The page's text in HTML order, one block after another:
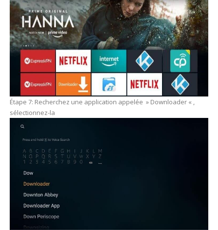
Étape 7: Recherchez une application appelée » Downloader « ,
sélectionnez-la